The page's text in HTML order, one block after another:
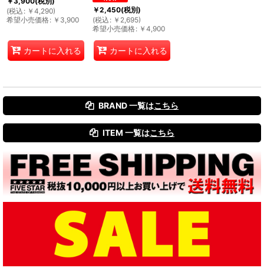
(税込 : ￥ 4,290)
希望小売価格: ￥ 3,900
カートに入れる
￥2,450(税別)
(税込 : ￥ 2,695)
希望小売価格: ￥ 4,900
カートに入れる
BRAND 一覧はこちら
ITEM 一覧はこちら